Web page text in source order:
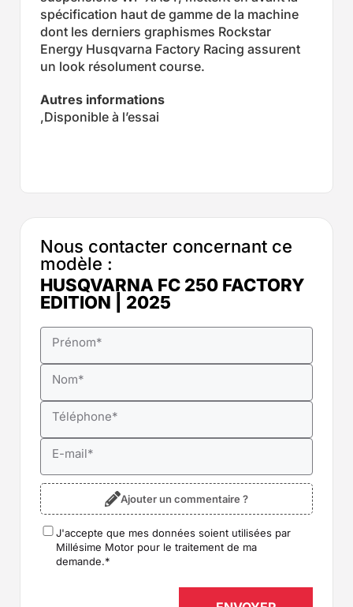
spécification haut de gamme de la machine
dont les derniers graphismes Rockstar
Energy Husqvarna Factory Racing assurent
un look résolument course.
Autres informations
,Disponible à l’essai
Nous contacter concernant ce
modèle :
HUSQVARNA FC 250 FACTORY
EDITION | 2025
Prénom*
Nom*
Téléphone*
E-mail*
Ajouter un commentaire ?
RGPD*
J'accepte que mes données soient utilisées par
Millésime Motor pour le traitement de ma
demande.*